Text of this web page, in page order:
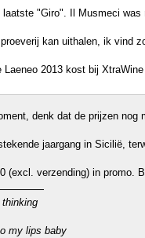
"Giro". Il Musmeci
kan uithalen, ik vind
2013 kost bij
denk dat de prijzen
jaargang in Sicilië,
(excl. verzending) in
my lips baby